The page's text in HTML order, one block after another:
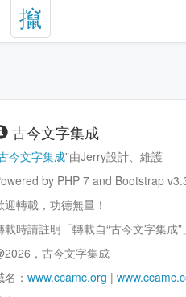
攛
古今文字集成
今文字集成”由Jerry設計、維護
by PHP 7 and Bootstrap
迎轉載，功德無量！
載時請註明「轉載自“古今文字集成”
，古今文字集成
名： www.ccamc.org |